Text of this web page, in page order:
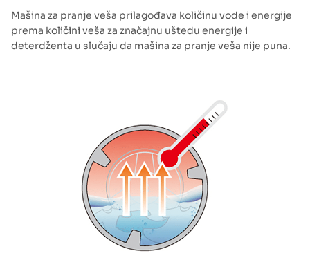
Mašina za pranje veša prilagođava količinu vode i energije
prema količini veša za značajnu uštedu energije i
deterdženta u slučaju da mašina za pranje veša nije puna.